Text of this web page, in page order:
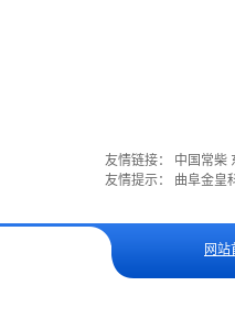
友情链接： 中国常柴
友情提示： 曲阜金皇
网站